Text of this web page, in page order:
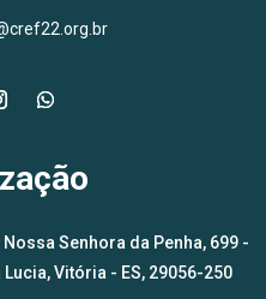
Senhora da Penha, 699 -
Lucia, Vitória - ES, 29056-250